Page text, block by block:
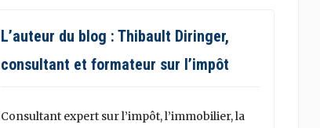
L’auteur du blog : Thibault Diringer,
consultant et formateur sur l’impôt
Consultant expert sur l’impôt, l’immobilier, la